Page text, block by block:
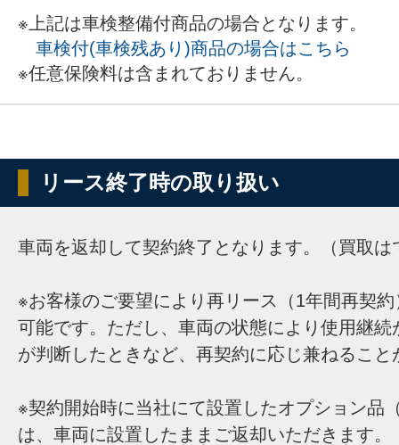
※上記は車検整備付商品の場合となります。
車検付(車検残あり)商品の場合はこちら
※任意保険料は含まれておりません。
リース終了時の取り扱い
車両を返却して契約終了となります。（買取は
※お客様のご要望により再リース（1年間再契
可能です。ただし、車両の状態により使用継続
が判断したときなど、再契約に応じ兼ねること
※契約開始時に当社にて設置したオプション品
は、車両に設置したままご返却いただきます。